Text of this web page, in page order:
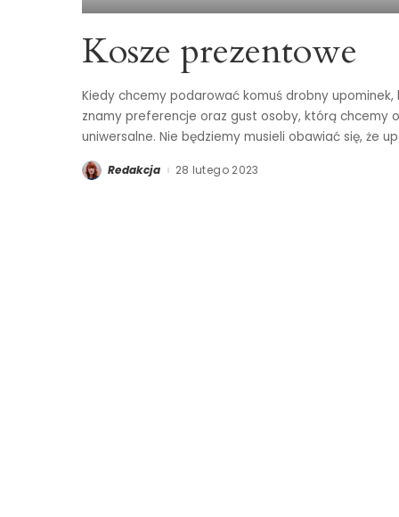
Kosze prezentowe
Kiedy chcemy podarować komuś drobny
znamy preferencje oraz gust osoby, którą chcemy
uniwersalne. Nie będziemy musieli obawiać się, że
Posted
by
Redakcja 28 lutego 2023